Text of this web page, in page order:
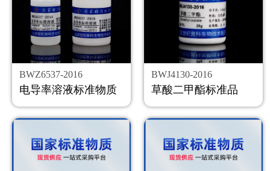
BWZ6537-2016
电导率溶液标准物质
BWJ4130-2016
草酸二甲酯标准品
购物车
会员中心
联系我们
返回主页